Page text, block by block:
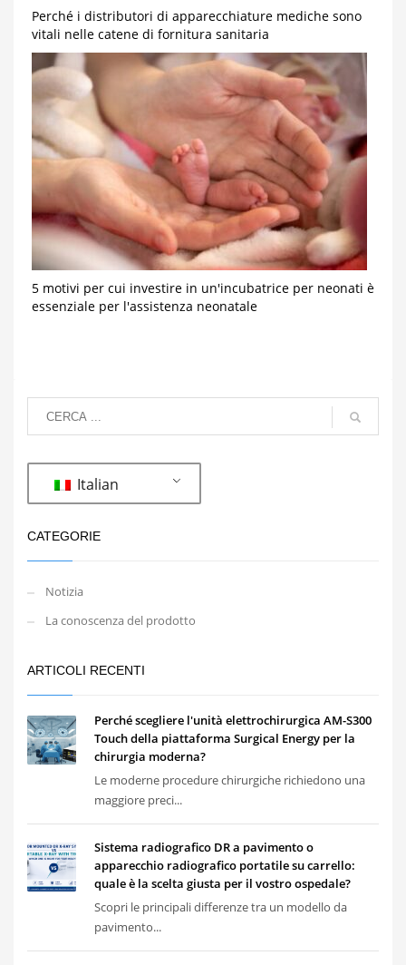
Perché i distributori di apparecchiature mediche sono
vitali nelle catene di fornitura sanitaria
5 motivi per cui investire in un'incubatrice per neonati è
essenziale per l'assistenza neonatale
Italian
CATEGORIE
Notizia
La conoscenza del prodotto
ARTICOLI RECENTI
Perché scegliere l'unità elettrochirurgica AM-S300
Touch della piattaforma Surgical Energy per la
chirurgia moderna?
Le moderne procedure chirurgiche richiedono una
maggiore preci...
Sistema radiografico DR a pavimento o
apparecchio radiografico portatile su carrello:
quale è la scelta giusta per il vostro ospedale?
Scopri le principali differenze tra un modello da
pavimento...